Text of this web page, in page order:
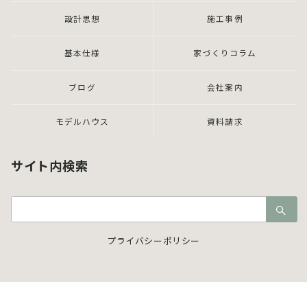
設計思想 施工事例
基本仕様 家づくりコラム
ブログ 会社案内
モデルハウス 資料請求
サイト内検索
索：
プライバシーポリシー